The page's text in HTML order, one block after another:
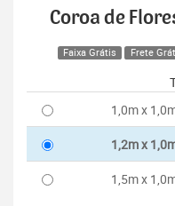
Coroa de
Faixa Grátis Frete
1,0m x
1,2m x
1,5m x